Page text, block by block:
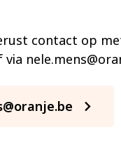
contact op
via